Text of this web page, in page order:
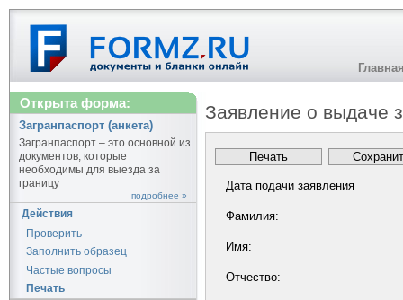
Открыта форма:
Загранпаспорт (анкета)
Загранпаспорт – это основной из
документов, которые
необходимы для выезда за
границу
подробнее »
Действия
Проверить
Заполнить образец
Частые вопросы
Печать
Заявление о выдаче
Дата подачи заявления
Фамилия:
Имя:
Отчество: